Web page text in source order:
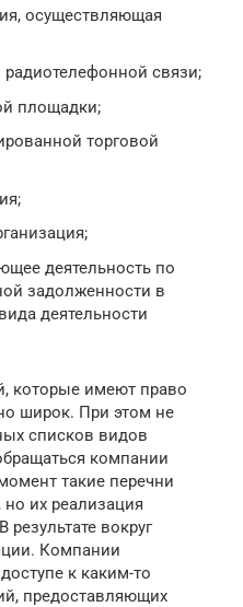
осуществляющая
связи;
площадки;
торговой
деятельность по
задолженности в
деятельности
которые имеют право
широк. При этом не
списков видов
компании
такие перечни
их реализация
вокруг
Компании
к каким-то
предоставляющих